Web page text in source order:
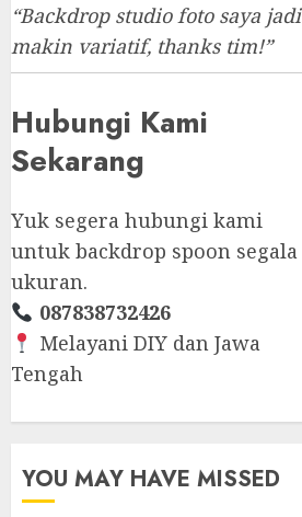
“Backdrop studio foto saya jadi
makin variatif, thanks tim!”
Hubungi Kami
Sekarang
Yuk segera hubungi kami
untuk backdrop spoon segala
ukuran.
087838732426
Melayani DIY dan Jawa
Tengah
YOU MAY HAVE MISSED